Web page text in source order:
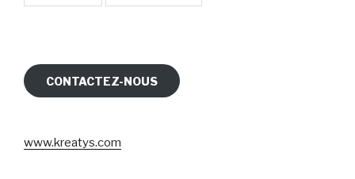
CONTACTEZ-NOUS
www.kreatys.com